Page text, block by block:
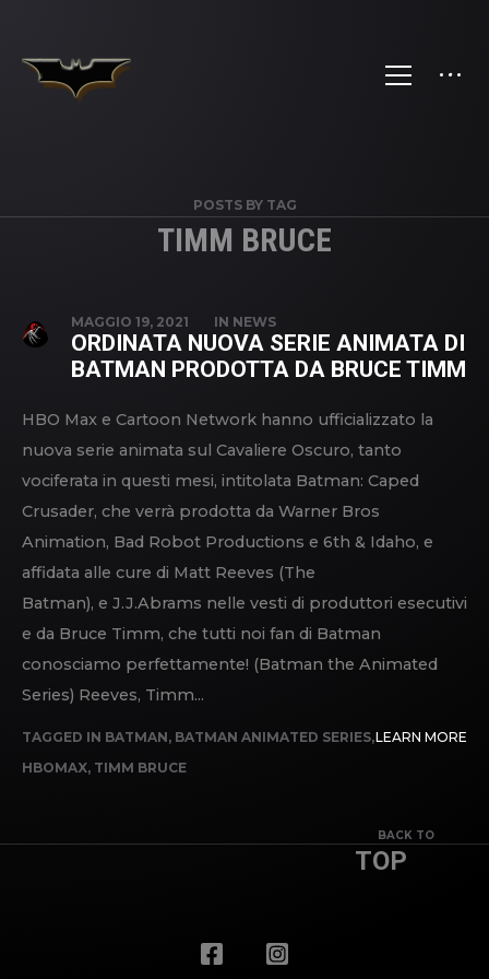
POSTS BY TAG
TIMM BRUCE
MAGGIO 19, 2021 IN NEWS
ORDINATA NUOVA SERIE ANIMATA DI
BATMAN PRODOTTA DA BRUCE TIMM
HBO Max e Cartoon Network hanno ufficializzato la
nuova serie animata sul Cavaliere Oscuro, tanto
vociferata in questi mesi, intitolata Batman: Caped
Crusader, che verrà prodotta da Warner Bros
Animation, Bad Robot Productions e 6th & Idaho, e
affidata alle cure di Matt Reeves (The
Batman), e J.J.Abrams nelle vesti di produttori esecutivi
e da Bruce Timm, che tutti noi fan di Batman
conosciamo perfettamente! (Batman the Animated
Series) Reeves, Timm...
TAGGED IN BATMAN, BATMAN ANIMATED SERIES,
HBOMAX, TIMM BRUCE
LEARN MORE
BACK TO
TOP